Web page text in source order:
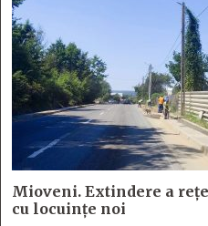
Mioveni. Extindere a
cu locuințe noi